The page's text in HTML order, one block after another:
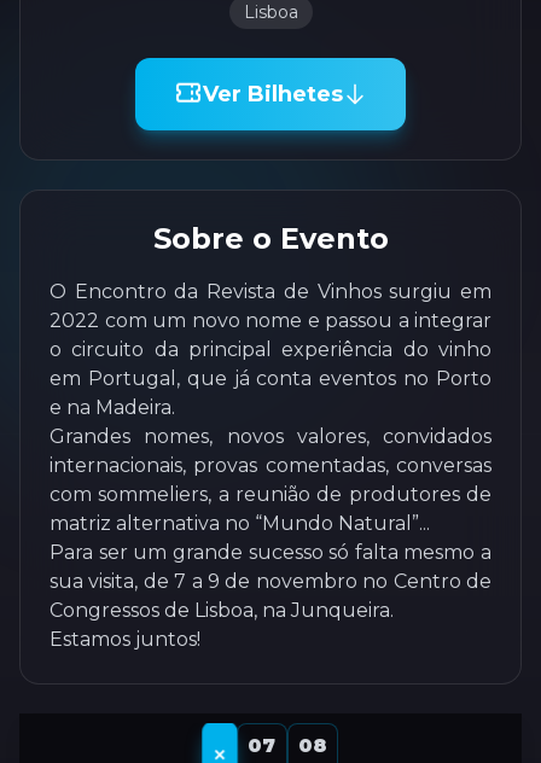
Lisboa
Ver Bilhetes
Sobre o Evento
O Encontro da Revista de Vinhos surgiu em
2022 com um novo nome e passou a integrar
o circuito da principal experiência do vinho
em Portugal, que já conta eventos no Porto
e na Madeira.
Grandes nomes, novos valores, convidados
internacionais, provas comentadas, conversas
com sommeliers, a reunião de produtores de
matriz alternativa no “Mundo Natural”...
Para ser um grande sucesso só falta mesmo a
sua visita, de 7 a 9 de novembro no Centro de
Congressos de Lisboa, na Junqueira.
Estamos juntos!
✕ 07 08